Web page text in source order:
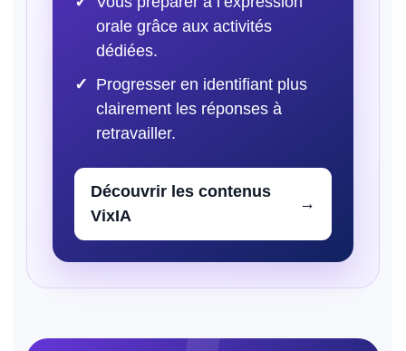
orale grâce aux activités
dédiées.
Progresser en identifiant plus
clairement les réponses à
retravailler.
Découvrir les contenus
VixIA